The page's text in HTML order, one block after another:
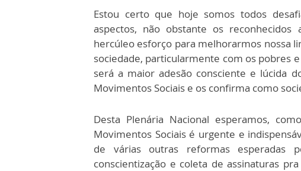
Estou certo que hoje somos todos
aspectos, não obstante os
hercúleo esforço para melhorarmos nossa
sociedade, particularmente com os pobres
será a maior adesão consciente e lúcida
Movimentos Sociais e os confirma como
Desta Plenária Nacional esperamos,
Movimentos Sociais é urgente e
de várias outras reformas esperadas
conscientização e coleta de assinaturas